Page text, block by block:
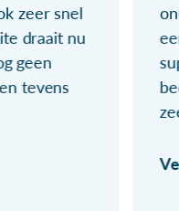
zeer snel
draait nu
geen
tevens